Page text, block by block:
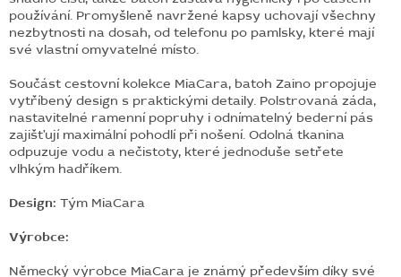
používání. Promyšleně navržené kapsy uchovají všechny
nezbytnosti na dosah, od telefonu po pamlsky, které mají
své vlastní omyvatelné místo.
Součást cestovní kolekce MiaCara, batoh Zaino propojuje
vytříbený design s praktickými detaily. Polstrovaná záda,
nastavitelné ramenní popruhy i odnímatelný bederní pás
zajišťují maximální pohodlí při nošení. Odolná tkanina
odpuzuje vodu a nečistoty, které jednoduše setřete
vlhkým hadříkem.
Design: Tým MiaCara
Výrobce:
Německý výrobce MiaCara je známý především díky své